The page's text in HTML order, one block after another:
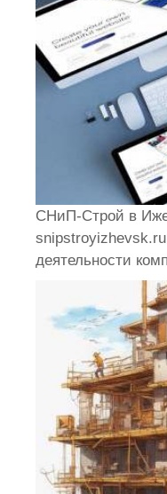
СНиП-Строй в
деятельности